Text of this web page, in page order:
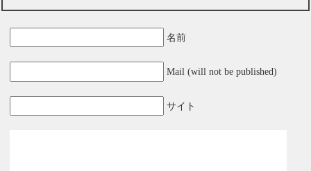
名前
Mail (will not be published)
サイト